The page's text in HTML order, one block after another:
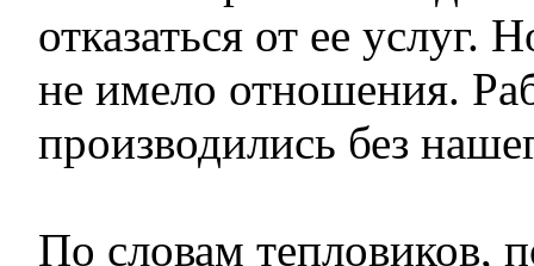
отказаться от ее услуг.
не имело отношения.
производились без
По словам тепловиков,